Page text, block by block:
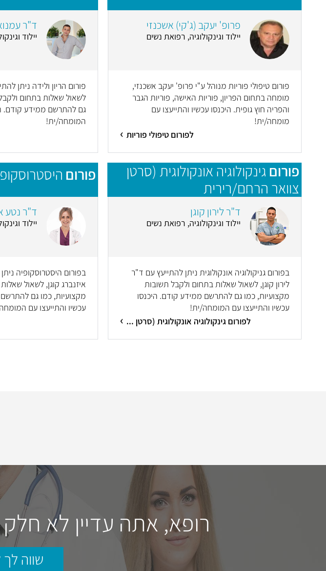
פרופ' יעקב (ג'קי) אשכנזי
יילוד וגינקולוגיה, רפואת נשים
פורום טיפולי פוריות מנוהל ע"י פרופ' יעקב אשכנזי,
מומחה בתחום הפריון, פוריות האישה, פוריות הגבר
והפריה חוץ גופית. היכנסו עכשיו והתייעצו עם
מומחה/ית!
לפורום טיפולי פוריות
ד"ר
יילוד
פורום הריון ולידה ניתן
לשאול שאלות בתחום
גם להתרשם ממידע קודם.
המומחה/ית!
פורום גינקולוגיה אונקולוגית (סרטן
צוואר הרחם/רירית
הרחם/שחלות/סרטן העריה)
ד"ר לירון קוגן
יילוד וגינקולוגיה, רפואת נשים
בפורום גניקולוגיה אונקולוגית ניתן להתייעץ עם ד"ר
לירון קוגן, לשאול שאלות בתחום ולקבל תשובות
מקצועיות, כמו גם להתרשם ממידע קודם. היכנסו
עכשיו והתייעצו עם המומחה/ית!
לפורום גינקולוגיה אונקולוגית (סרטן ...
פורום
ד"ר נטע
יילוד
בפורום היסטרוסקופיה
איזנברג קוגן, לשאול
מקצועיות, כמו גם
עכשיו והתייעצו עם
רופא, אתה עדיין לא
שווה